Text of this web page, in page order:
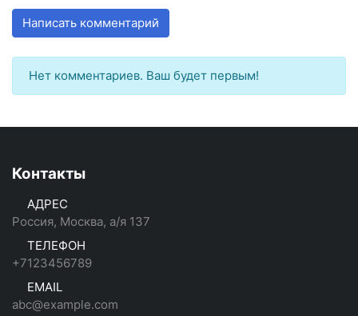
Написать комментарий
Нет комментариев. Ваш будет первым!
Контакты
АДРЕС
Россия, Москва, а/я 137
ТЕЛЕФОН
+7123456789
EMAIL
abc@example.com